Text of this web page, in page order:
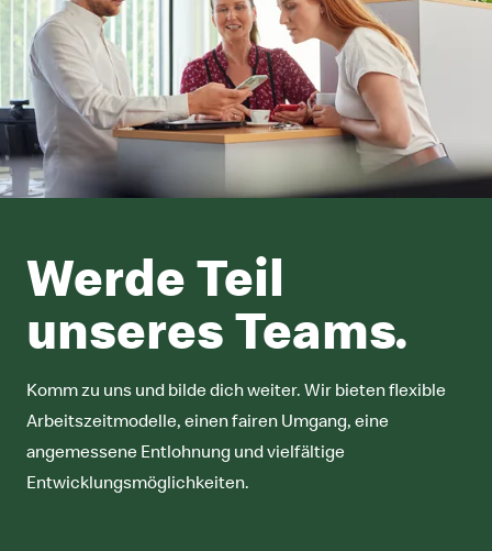
Werde Teil
unseres Teams.
Komm zu uns und bilde dich weiter. Wir bieten flexible
Arbeitszeitmodelle, einen fairen Umgang, eine
angemessene Entlohnung und vielfältige
Entwicklungsmöglichkeiten.